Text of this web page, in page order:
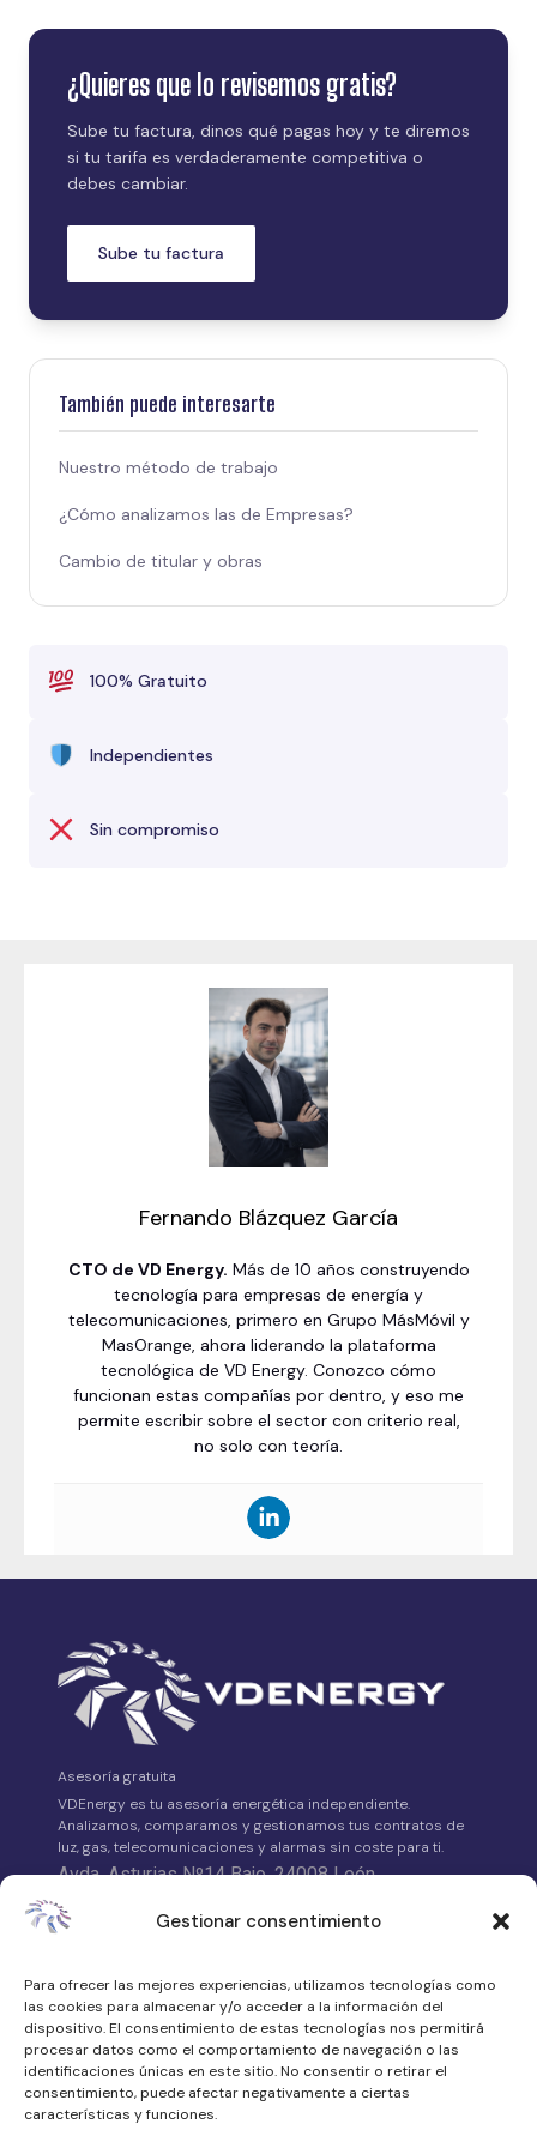
Gestionar consentimiento
Para ofrecer las mejores experiencias, utilizamos tecnologías como
las cookies para almacenar y/o acceder a la información del
dispositivo. El consentimiento de estas tecnologías nos permitirá
procesar datos como el comportamiento de navegación o las
identificaciones únicas en este sitio. No consentir o retirar el
consentimiento, puede afectar negativamente a ciertas
características y funciones.
¿Quieres que lo revisemos gratis?
Sube tu factura, dinos qué pagas hoy y te diremos
si tu tarifa es verdaderamente competitiva o
debes cambiar.
Sube tu factura
También puede interesarte
Nuestro método de trabajo
¿Cómo analizamos las de Empresas?
Cambio de titular y obras
100% Gratuito
Independientes
Sin compromiso
Fernando Blázquez García
CTO de VD Energy. Más de 10 años construyendo
tecnología para empresas de energía y
telecomunicaciones, primero en Grupo MásMóvil y
MasOrange, ahora liderando la plataforma
tecnológica de VD Energy. Conozco cómo
funcionan estas compañías por dentro, y eso me
permite escribir sobre el sector con criterio real,
no solo con teoría.
Asesoría gratuita
VDEnergy es tu asesoría energética independiente.
Analizamos, comparamos y gestionamos tus contratos de
luz, gas, telecomunicaciones y alarmas sin coste para ti.
Avda. Asturias Nº14 Bajo, 24008 León
658 315 539
WhatsApp
atencionalcliente@vdenergy.es